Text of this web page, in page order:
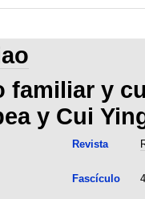
familiar y
y Cui
Revista
Fascículo 4